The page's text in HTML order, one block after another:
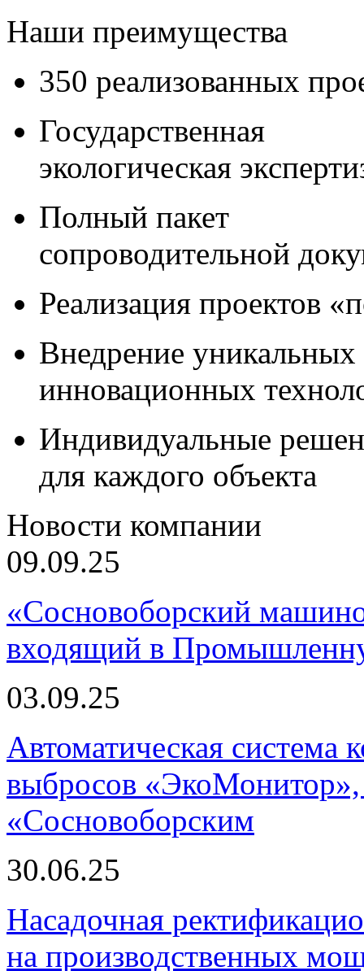
Наши преимущества
350 реализованных
Государственная
экологическая
Полный пакет
сопроводительной
Реализация проектов
Внедрение уникальных
инновационных
Индивидуальные
для каждого объекта
Новости компании
09.09.25
«Сосновоборский
входящий в
03.09.25
Автоматическая
выбросов «ЭкоМонитор»,
«Сосновоборским
30.06.25
Насадочная
на производственных